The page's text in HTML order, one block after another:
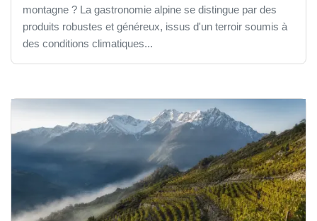
montagne ? La gastronomie alpine se distingue par des
produits robustes et généreux, issus d'un terroir soumis à
des conditions climatiques...